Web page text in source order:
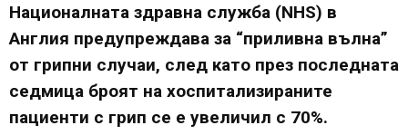
Националната здравна служба (NHS) в
Англия предупреждава за “приливна вълна”
от грипни случаи, след като през последната
седмица броят на хоспитализираните
пациенти с грип се е увеличил с 70%.